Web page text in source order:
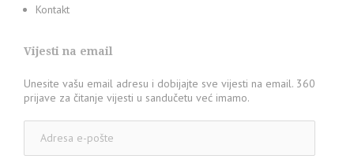
Kontakt
Vijesti na email
Unesite vašu email adresu i dobijajte sve vijesti na email. 360
prijave za čitanje vijesti u sandučetu već imamo.
pošte